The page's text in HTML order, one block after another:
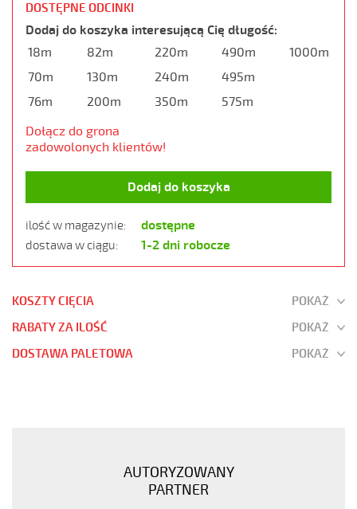
DOSTĘPNE ODCINKI
Dodaj do koszyka interesującą Cię długość:
18m
70m
76m
82m
130m
200m
220m
240m
350m
490m
495m
575m
1000m
Dołącz do grona
zadowolonych klientów!
Dodaj do koszyka
ilość w magazynie: dostępne
dostawa w ciągu: 1-2 dni robocze
KOSZTY CIĘCIA
POKAŻ
RABATY ZA ILOŚĆ
POKAŻ
DOSTAWA PALETOWA
POKAŻ
AUTORYZOWANY
PARTNER